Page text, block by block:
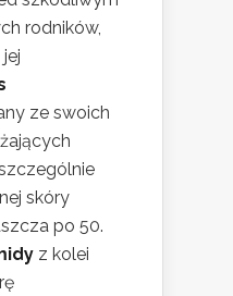
rodników,
ze swoich
skóry
po 50.
z kolei